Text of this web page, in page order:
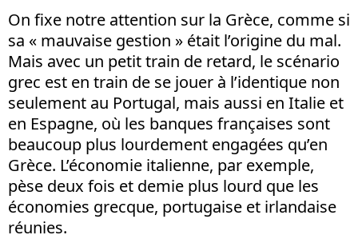
On fixe notre attention sur la Grèce, comme si
sa « mauvaise gestion » était l’origine du mal.
Mais avec un petit train de retard, le scénario
grec est en train de se jouer à l’identique non
seulement au Portugal, mais aussi en Italie et
en Espagne, où les banques françaises sont
beaucoup plus lourdement engagées qu’en
Grèce. L’économie italienne, par exemple,
pèse deux fois et demie plus lourd que les
économies grecque, portugaise et irlandaise
réunies.